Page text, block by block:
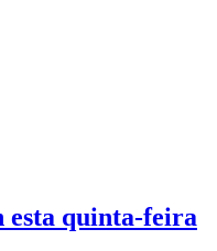
esta quinta-feira